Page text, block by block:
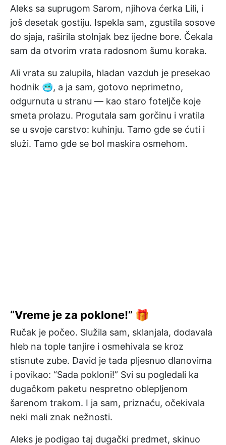
Aleks sa suprugom Sarom, njihova ćerka Lili, i
još desetak gostiju. Ispekla sam, zgustila sosove
do sjaja, raširila stolnjak bez ijedne bore. Čekala
sam da otvorim vrata radosnom šumu koraka.
Ali vrata su zalupila, hladan vazduh je presekao
hodnik 🥶, a ja sam, gotovo neprimetno,
odgurnuta u stranu — kao staro foteljče koje
smeta prolazu. Progutala sam gorčinu i vratila
se u svoje carstvo: kuhinju. Tamo gde se ćuti i
služi. Tamo gde se bol maskira osmehom.
“Vreme je za poklone!” 🎁
Ručak je počeo. Služila sam, sklanjala, dodavala
hleb na tople tanjire i osmehivala se kroz
stisnute zube. David je tada pljesnuo dlanovima
i povikao: “Sada pokloni!” Svi su pogledali ka
dugačkom paketu nespretno oblepljenom
šarenom trakom. I ja sam, priznaću, očekivala
neki mali znak nežnosti.
Aleks je podigao taj dugački predmet, skinuo